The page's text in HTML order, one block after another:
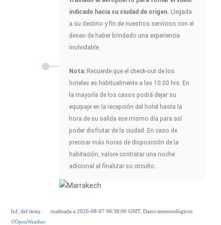
indicado hacia su ciudad de origen. Llegada
a su destino y fin de nuestros servicios con el
deseo de haber brindado una experiencia
inolvidable.
Nota: Recuerde que el check-out de los
hoteles es habitualmente a las 10.00 hrs. En
la mayoría de los casos podrá dejar su
equipaje en la recepción del hotel hasta la
hora de su salida ese mismo día para así
poder disfrutar de la ciudad. En caso de
precisar más horas de disposición de la
habitación, valore contratar una noche
adicional al finalizar su circuito.
Inf. del tiempo actualizada a 2026-08-07 06:38:00 GMT. Datos meteorológicos
©OpenWeather